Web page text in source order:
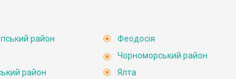
район
район
Феодосія
Чорноморський район
Ялта